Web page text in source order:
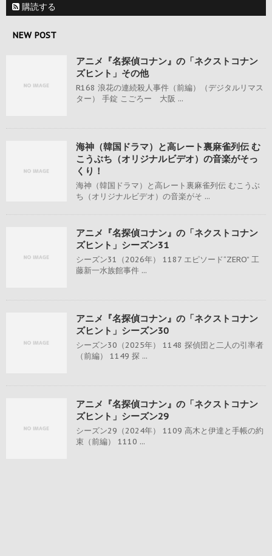
購読する
NEW POST
アニメ『名探偵コナン』の「ネクストコナン
ズヒント」その他
R168 浪花の連続殺人事件（前編）（デジタルリマス
ター） 手錠 こごろー 大阪 ...
海神（韓国ドラマ）と高レート裏麻雀列伝 む
こうぶち（オリジナルビデオ）の音楽がそっ
くり！
海神（韓国ドラマ）と高レート裏麻雀列伝 むこうぶ
ち（オリジナルビデオ）の音楽がそ ...
アニメ『名探偵コナン』の「ネクストコナン
ズヒント」シーズン31
シーズン31（2026年） 1187 エピソード“ZERO” 工
藤新一水族館事件 ...
アニメ『名探偵コナン』の「ネクストコナン
ズヒント」シーズン30
シーズン30（2025年） 1148 探偵団と二人の引率者
（前編） 1149 探 ...
アニメ『名探偵コナン』の「ネクストコナン
ズヒント」シーズン29
シーズン29（2024年） 1109 高木と伊達と手帳の約
束（前編） 1110 ...